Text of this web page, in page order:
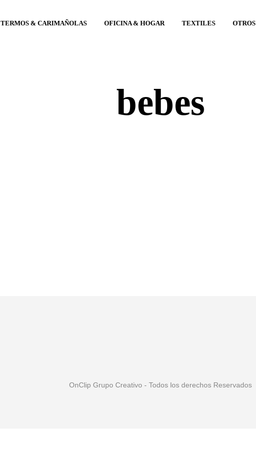
TERMOS & CARIMAÑOLAS OFICINA & HOGAR TEXTILES OTROS
bebes
OnClip Grupo Creativo - Todos los derechos Reservados